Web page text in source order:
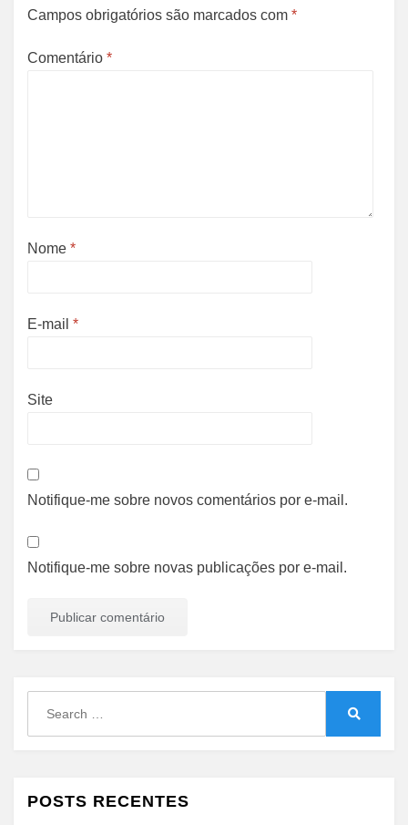
Campos obrigatórios são marcados com *
Comentário *
Nome *
E-mail *
Site
Notifique-me sobre novos comentários por e-mail.
Notifique-me sobre novas publicações por e-mail.
POSTS RECENTES